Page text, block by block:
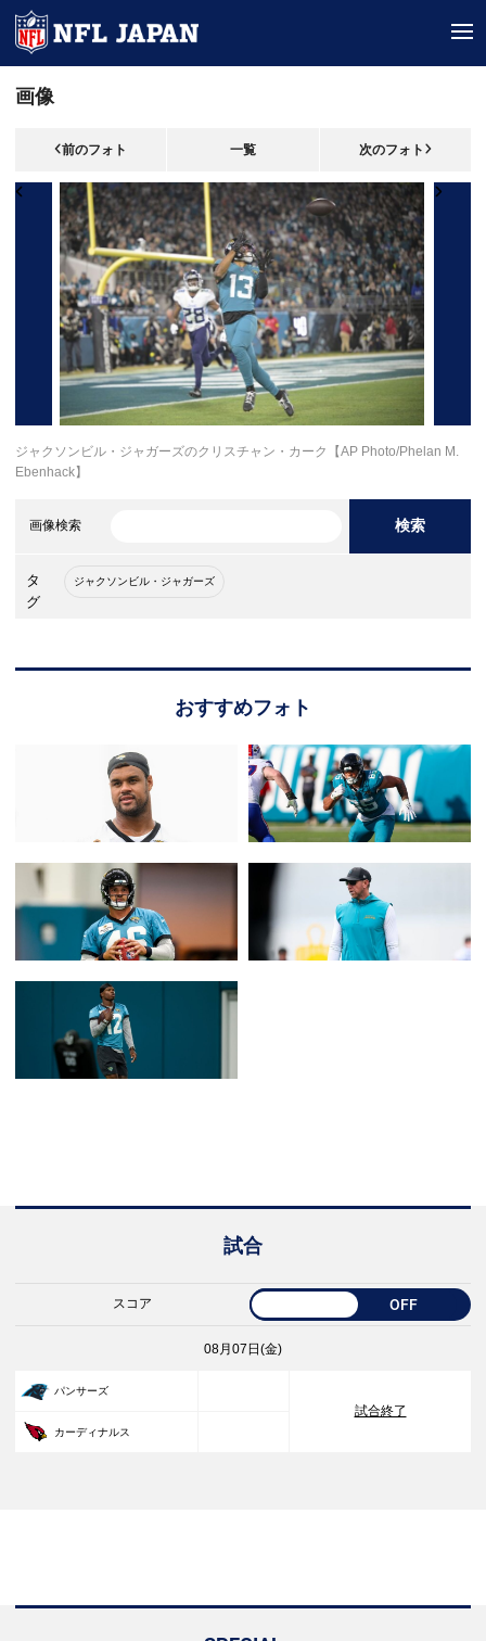
画像
前のフォト 一覧 次のフォト
ジャクソンビル・ジャガーズのクリスチャン・カーク【AP Photo/Phelan M.
Ebenhack】
画像検索 検索
タ
グ
ジャクソンビル・ジャガーズ
おすすめフォト
試合
スコア OFF
08月07日(金)
パンサーズ
試合終了
カーディナルス